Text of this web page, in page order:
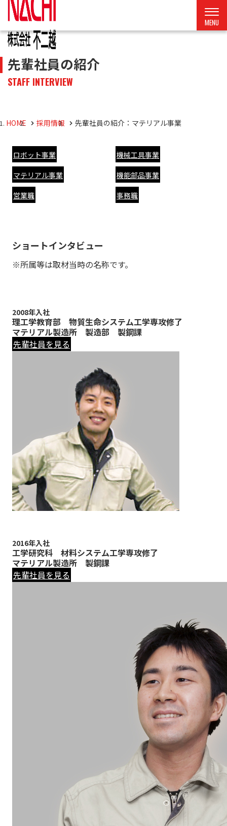
先輩社員の紹介
STAFF INTERVIEW
HOME 採用情報 先輩社員の紹介：マテリアル事業
ロボット事業
機械工具事業
マテリアル事業
機能部品事業
営業職
事務職
ショートインタビュー
※所属等は取材当時の名称です。
2008年入社
理工学教育部 物質生命システム工学専攻修了
マテリアル製造所 製造部 製鋼課
先輩社員を見る
2016年入社
工学研究科 材料システム工学専攻修了
マテリアル製造所 製鋼課
先輩社員を見る